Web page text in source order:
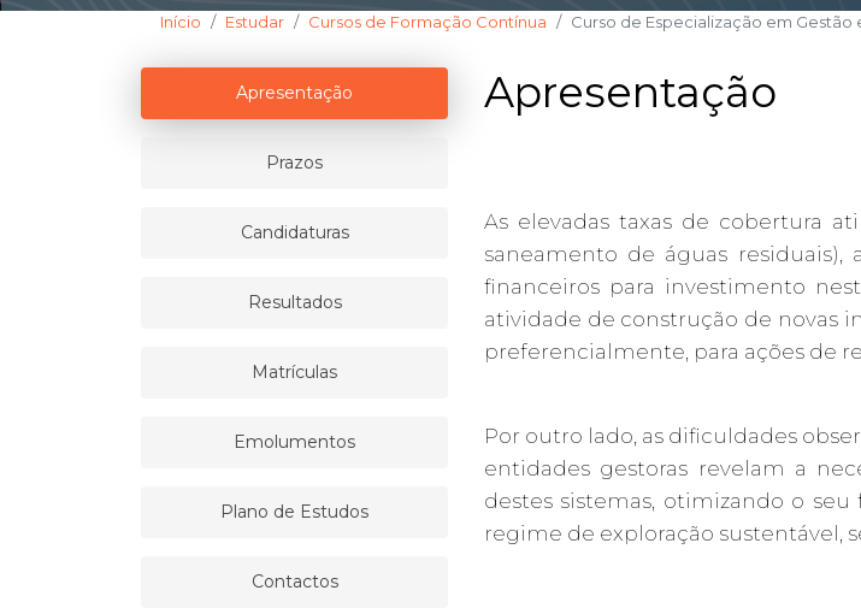
Início Estudar Cursos de Formação Contínua Curso de Especialização em Gestão
Apresentação
Prazos
Candidaturas
Resultados
Matrículas
Emolumentos
Plano de Estudos
Contactos
Apresentação
As elevadas taxas de cobertura
saneamento de águas residuais),
financeiros para investimento
atividade de construção de novas
preferencialmente, para ações de
Por outro lado, as dificuldades
entidades gestoras revelam a
destes sistemas, otimizando o
regime de exploração sustentável,